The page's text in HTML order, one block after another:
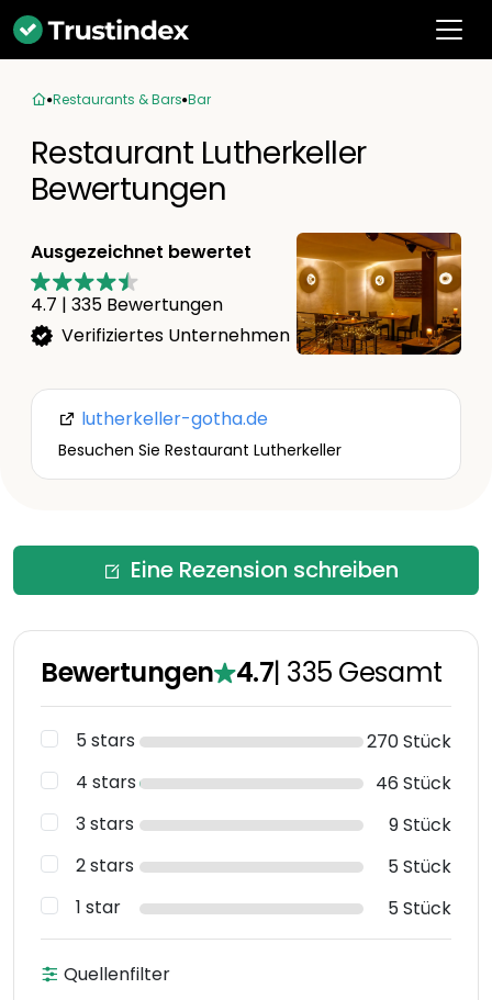
Restaurants & Bars Bar
Restaurant Lutherkeller
Bewertungen
Ausgezeichnet bewertet
4.7 | 335 Bewertungen
Verifiziertes Unternehmen
lutherkeller-gotha.de
Besuchen Sie Restaurant Lutherkeller
Eine Rezension schreiben
Bewertungen 4.7| 335 Gesamt
5 stars
270 Stück
4 stars
46 Stück
3 stars
9 Stück
2 stars
5 Stück
1 star
5 Stück
Quellenfilter